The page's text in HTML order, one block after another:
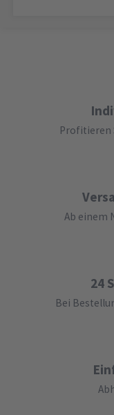
Profitieren
Ab einem
24
Bei